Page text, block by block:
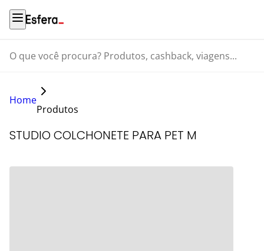
O que você procura? Produtos, cashback, viagens...
Home
Produtos
STUDIO COLCHONETE PARA PET M